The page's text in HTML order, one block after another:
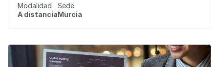
Modalidad
A distancia
Sede
Murcia